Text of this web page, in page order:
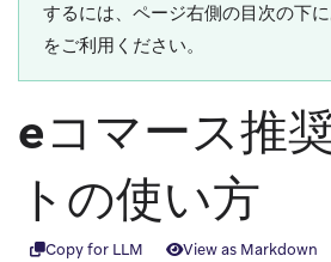
するには、ページ右側の目次の下
をご利用ください。
eコマース推
トの使い方
Copy for LLM View as Markdown